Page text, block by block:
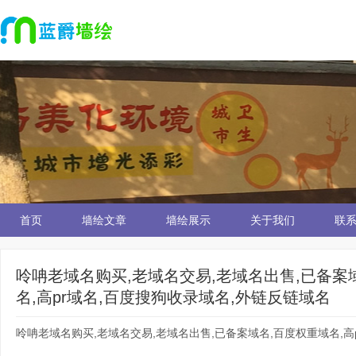
首页 墙绘文章 墙绘展示 关于我们 联
呤呥老域名购买,老域名交易,老域名出售,已备案
名,高pr域名,百度搜狗收录域名,外链反链域名
呤呥老域名购买,老域名交易,老域名出售,已备案域名,百度权重域名,